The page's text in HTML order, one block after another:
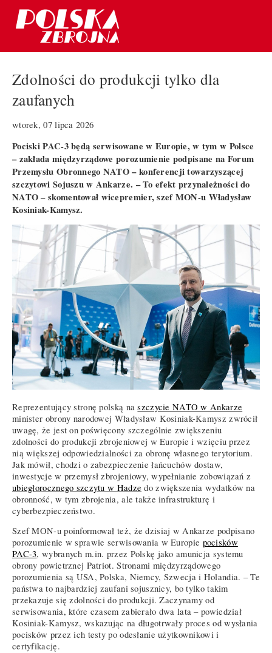
Zdolności do produkcji tylko dla
zaufanych
wtorek, 07 lipca 2026
Pociski PAC-3 będą serwisowane w Europie, w tym w Polsce
– zakłada międzyrządowe porozumienie podpisane na Forum
Przemysłu Obronnego NATO – konferencji towarzyszącej
szczytowi Sojuszu w Ankarze. – To efekt przynależności do
NATO – skomentował wicepremier, szef MON-u Władysław
Kosiniak-Kamysz.
Reprezentujący stronę polską naszczycie NATO w Ankarze
minister obrony narodowej Władysław Kosiniak-Kamysz zwrócił
uwagę, że jest on poświęcony szczególnie zwiększeniu
zdolności do produkcji zbrojeniowej w Europie i wzięciu przez
nią większej odpowiedzialności za obronę własnego terytorium.
Jak mówił, chodzi o zabezpieczenie łańcuchów dostaw,
inwestycje w przemysł zbrojeniowy, wypełnianie zobowiązań z
ubiegłorocznego szczytu w Hadze do zwiększenia wydatków na
obronność, w tym zbrojenia, ale także infrastrukturę i
cyberbezpieczeństwo.
Szef MON-u poinformował też, że dzisiaj w Ankarze podpisano
porozumienie w sprawie serwisowania w Europie pocisków
PAC-3, wybranych m.in. przez Polskę jako amunicja systemu
obrony powietrznej Patriot. Stronami międzyrządowego
porozumienia są USA, Polska, Niemcy, Szwecja i Holandia. – Te
państwa to najbardziej zaufani sojusznicy, bo tylko takim
przekazuje się zdolności do produkcji. Zaczynamy od
serwisowania, które czasem zabierało dwa lata – powiedział
Kosiniak-Kamysz, wskazując na długotrwały proces od wysłania
pocisków przez ich testy po odesłanie użytkownikowi i
certyfikację.